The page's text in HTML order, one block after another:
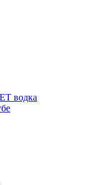
водка